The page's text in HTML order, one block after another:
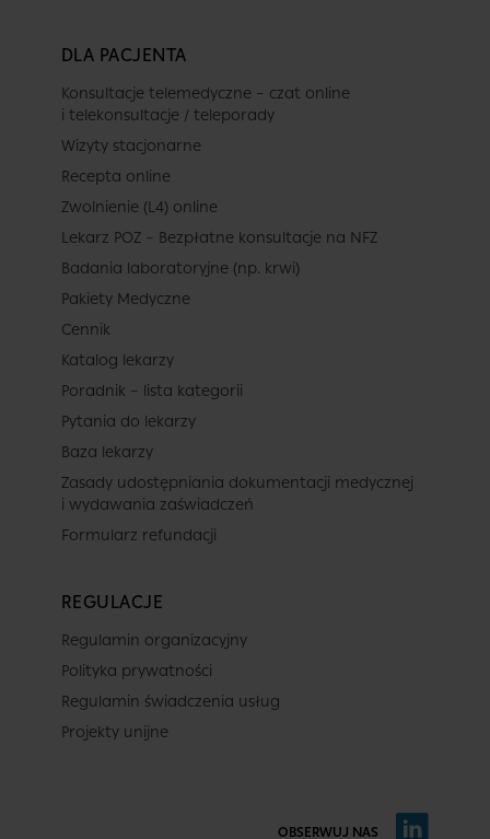
DLA PACJENTA
Konsultacje telemedyczne – czat online
i telekonsultacje / teleporady
Wizyty stacjonarne
Recepta online
Zwolnienie (L4) online
Lekarz POZ – Bezpłatne konsultacje na NFZ
Badania laboratoryjne (np. krwi)
Pakiety Medyczne
Cennik
Katalog lekarzy
Poradnik – lista kategorii
Pytania do lekarzy
Baza lekarzy
Zasady udostępniania dokumentacji medycznej
i wydawania zaświadczeń
Formularz refundacji
REGULACJE
Regulamin organizacyjny
Polityka prywatności
Regulamin świadczenia usług
Projekty unijne
OBSERWUJ NAS